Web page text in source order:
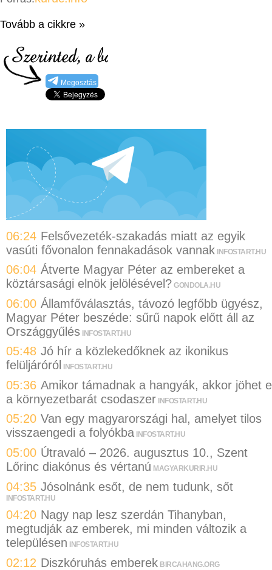
Tovább a cikkre »
Megosztás
06:24 Felsővezeték-szakadás miatt az egyik
vasúti fővonalon fennakadások vannak INFOSTART.HU
06:04 Átverte Magyar Péter az embereket a
köztársasági elnök jelölésével? GONDOLA.HU
06:00 Államfőválasztás, távozó legfőbb ügyész,
Magyar Péter beszéde: sűrű napok előtt áll az
Országgyűlés INFOSTART.HU
05:48 Jó hír a közlekedőknek az ikonikus
felüljáróról
INFOSTART.HU
05:36 Amikor támadnak a hangyák, akkor jöhet
a környezetbarát csodaszer INFOSTART.HU
05:20 Van egy magyarországi hal, amelyet tilos
visszaengedi a folyókba INFOSTART.HU
05:00 Útravaló – 2026. augusztus 10., Szent
Lőrinc diakónus és vértanú MAGYARKURIR.HU
04:35 Jósolnánk esőt, de nem tudunk, sőt
INFOSTART.HU
04:20 Nagy nap lesz szerdán Tihanyban,
megtudják az emberek, mi minden változik a
településen
INFOSTART.HU
02:12 Diszkóruhás emberek BIRCAHANG.ORG